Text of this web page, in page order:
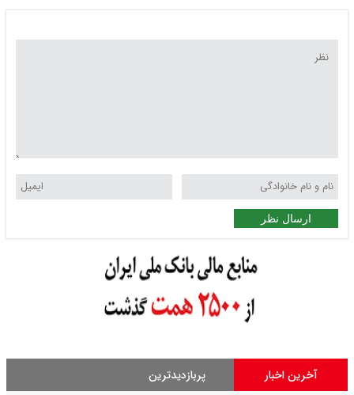
ارسال نظر
آخرین اخبار پربازدیدترین